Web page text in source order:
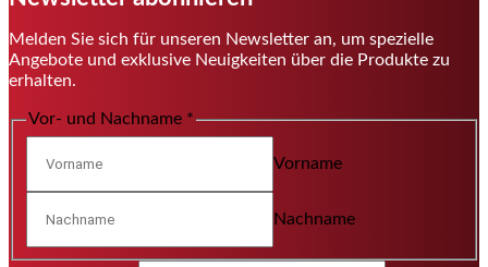
Melden Sie sich für unseren Newsletter an, um spezielle
Angebote und exklusive Neuigkeiten über die Produkte zu
erhalten.
Vor- und Nachname *
Vorname
Nachname